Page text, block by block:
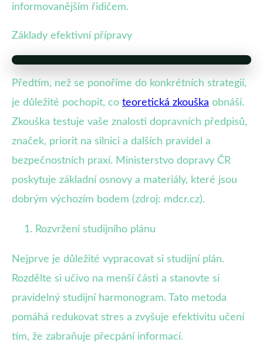
informovanějším řidičem.
Základy efektivní přípravy
Předtím, než se ponoříme do konkrétních strategií,
je důležité pochopit, co teoretická zkouška obnáší.
Zkouška testuje vaše znalosti dopravních předpisů,
značek, priorit na silnici a dalších pravidel a
bezpečnostních praxí. Ministerstvo dopravy ČR
poskytuje základní osnovy a materiály, které jsou
dobrým výchozím bodem (zdroj: mdcr.cz).
Rozvržení studijního plánu
Nejprve je důležité vypracovat si studijní plán.
Rozdělte si učivo na menší části a stanovte si
pravidelný studijní harmonogram. Tato metoda
pomáhá redukovat stres a zvyšuje efektivitu učení
tím, že zabraňuje přecpání informací.